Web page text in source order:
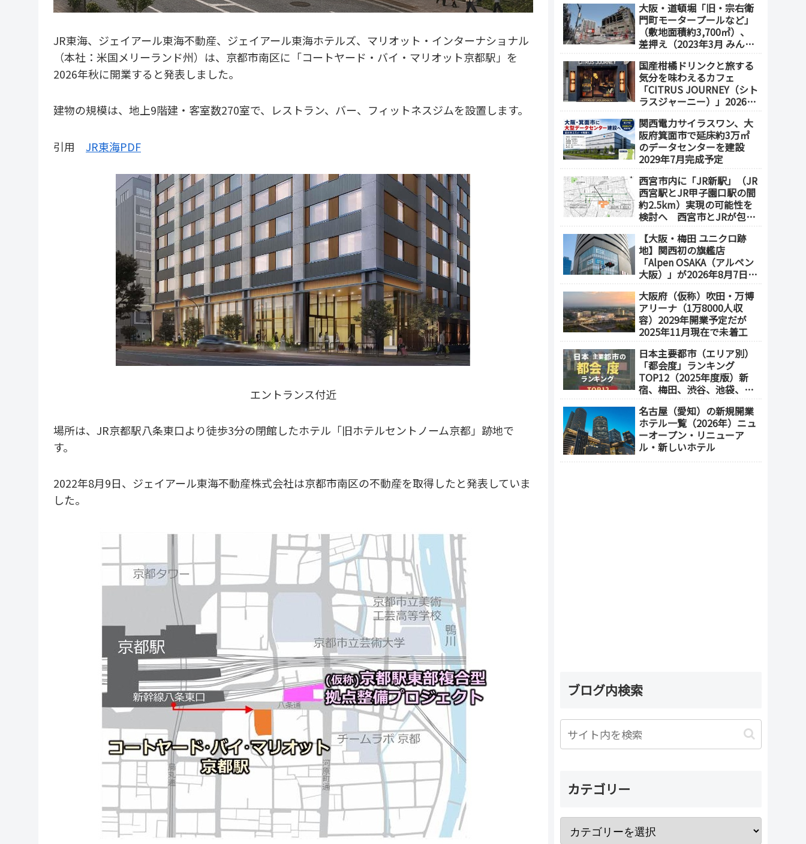
JR東海、ジェイアール東海不動産、ジェイアール東海ホテルズ、マリオット・インターナショナル
（本社：米国メリーランド州）は、京都市南区に「コートヤード・バイ・マリオット京都駅」を
2026年秋に開業すると発表しました。
建物の規模は、地上9階建・客室数270室で、レストラン、バー、フィットネスジムを設置します。
引用 JR東海PDF
エントランス付近
場所は、JR京都駅八条東口より徒歩3分の閉館したホテル「旧ホテルセントノーム京都」跡地で
す。
2022年8月9日、ジェイアール東海不動産株式会社は京都市南区の不動産を取得したと発表していま
した。
業施設も開発へ【2032年以
降開業】
大阪・道頓堀「旧・宗右衛
門町モータープールなど」
（敷地面積約3,700㎡）、
差押え（2023年3月 みんな
得）
国産柑橘ドリンクと旅する
気分を味わえるカフェ
「CITRUS JOURNEY（シト
ラスジャーニー）」2026年
メトロ「本町駅」徒歩1
分）
関西電力サイラスワン、大
阪府箕面市で延床約3万㎡
のデータセンターを建設
2029年7月完成予定
西宮市内に「JR新駅」（JR
西宮駅とJR甲子園口駅の間
約2.5km）実現の可能性を
検討へ 西宮市とJRが包括
町外工場等跡地）
【大阪・梅田 ユニクロ跡
地】関西初の旗艦店
「Alpen OSAKA（アルペン
大阪）」が2026年8月7日オ
の体験型スポーツ専門店が
誕生
大阪府（仮称）吹田・万博
アリーナ（1万8000人収
容）2029年開業予定だが
2025年11月現在で未着工
日本主要都市（エリア別）
「都会度」ランキング
TOP12（2025年度版）新
宿、梅田、渋谷、池袋、横
名古屋（愛知）の新規開業
ホテル一覧（2026年）ニュ
ーオープン・リニューア
ル・新しいホテル
ブログ内検索
カテゴリー